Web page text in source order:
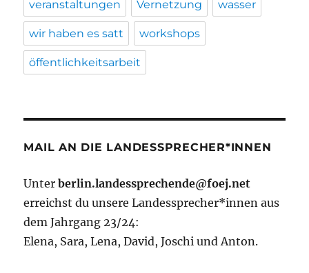
veranstaltungen Vernetzung wasser
wir haben es satt workshops
öffentlichkeitsarbeit
MAIL AN DIE LANDESSPRECHER*INNEN
Unterberlin.landessprechende@foej.net
erreichst du unsere Landessprecher*innen aus
dem Jahrgang 23/24:
Elena, Sara, Lena, David, Joschi und Anton.